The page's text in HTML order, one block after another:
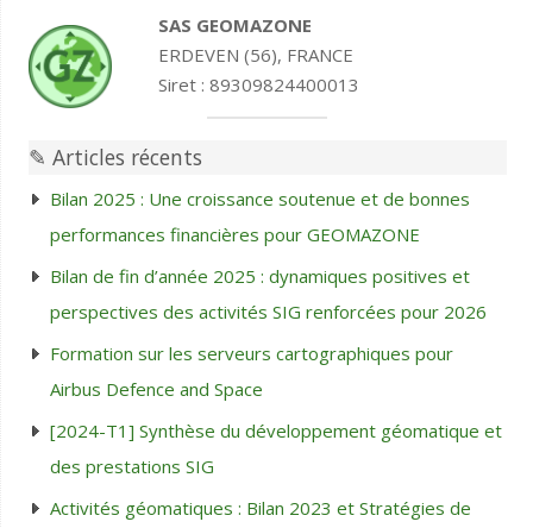
SAS GEOMAZONE
ERDEVEN (56), FRANCE
Siret : 89309824400013
✎ Articles récents
Bilan 2025 : Une croissance soutenue et de bonnes
performances financières pour GEOMAZONE
Bilan de fin d’année 2025 : dynamiques positives et
perspectives des activités SIG renforcées pour 2026
Formation sur les serveurs cartographiques pour
Airbus Defence and Space
[2024-T1] Synthèse du développement géomatique et
des prestations SIG
Activités géomatiques : Bilan 2023 et Stratégies de